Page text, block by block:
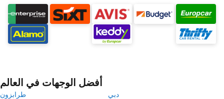
أفضل الوجهات في العالم
طرابزون
دبي